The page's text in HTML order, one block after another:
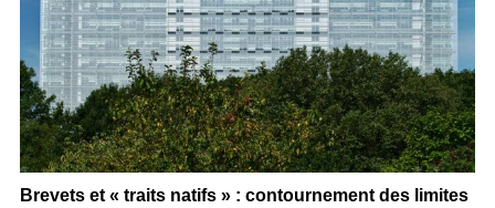
Brevets et « traits natifs » : contournement des limites